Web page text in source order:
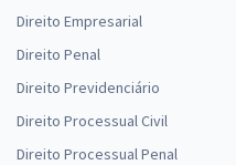
Direito Empresarial
Direito Penal
Direito Previdenciário
Direito Processual Civil
Direito Processual Penal